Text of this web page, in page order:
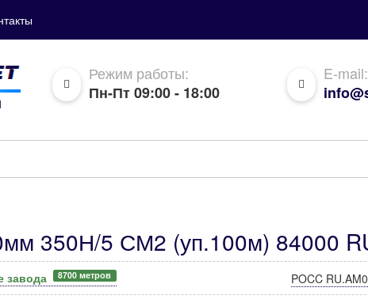
Режим работы:
Пн-Пт 09:00 - 18:00
E-mail:
350Н/5 СМ2 (уп.100м) 84000
завода 8700 метров POCC